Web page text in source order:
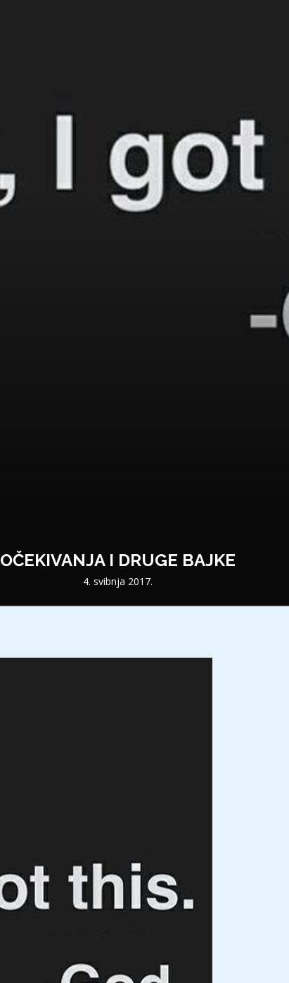
OČEKIVANJA I DRUGE BAJKE
4. svibnja 2017.